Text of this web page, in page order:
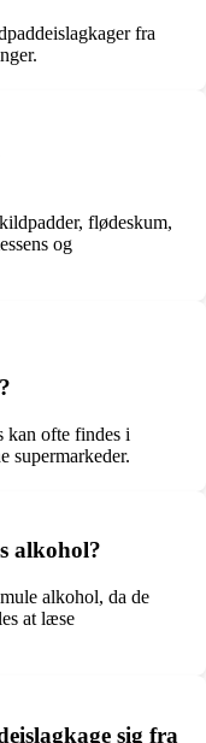
fra
flødeskum,
og
kan ofte findes i
supermarkeder.
alkohol?
alkohol, da de
at læse
sig fra